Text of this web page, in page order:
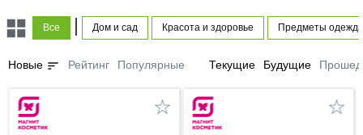
Все | Дом и сад Красота и здоровье Предметы
Новые sort Рейтинг Популярные Текущие Будущие